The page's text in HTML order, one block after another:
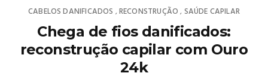
CABELOS DANIFICADOS ,RECONSTRUÇÃO , SAÚDE CAPILAR
Chega de fios danificados:
reconstrução capilar com Ouro
24k